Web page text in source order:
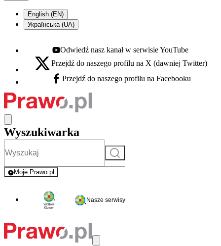
English (EN)
Українська (UA)
Youtube - otwiera się w nowej karcie
Odwiedź nasz kanał w serwisie YouTube
X - otwiera się w nowej karcie
Przejdź do naszego profilu na X (dawniej Twitter)
Facebook - otwiera się w nowej karcie
Przejdź do naszego profilu na Facebooku
Wyszukiwarka
Szukaj
Moje Prawo.pl
- rejestracja i logowanie do serwisu
Nasze serwisy